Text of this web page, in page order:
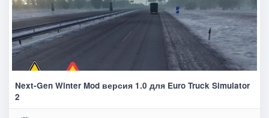
Next-Gen Winter Mod версия 1.0 для Euro Truck Simulator
2